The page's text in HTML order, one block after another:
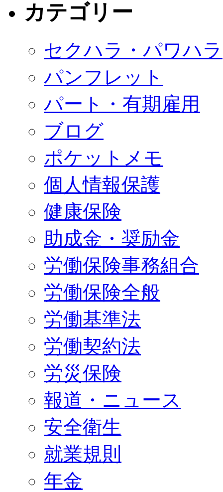
カテゴリー
セクハラ・パワハラ
パンフレット
パート・有期雇用
ブログ
ポケットメモ
個人情報保護
健康保険
助成金・奨励金
労働保険事務組合
労働保険全般
労働基準法
労働契約法
労災保険
報道・ニュース
安全衛生
就業規則
年金